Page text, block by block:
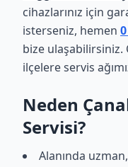
cihazlarınız için
isterseniz, hemen
bize ulaşabilirsiniz.
ilçelere servis
Neden
Servisi?
Alanında